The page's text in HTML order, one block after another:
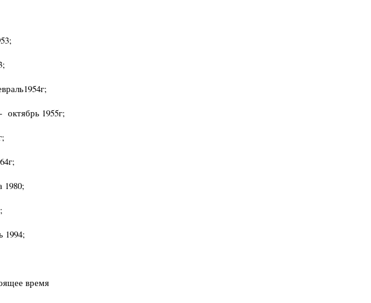
1955г;
1980;
1994;
время